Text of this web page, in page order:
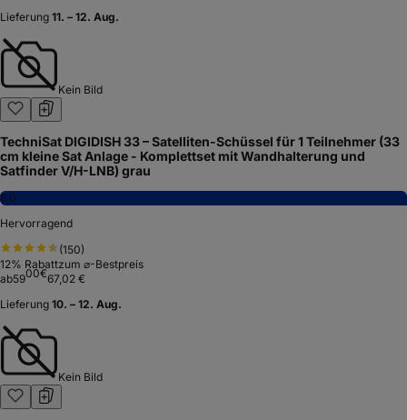
Lieferung 11. – 12. Aug.
Kein Bild
TechniSat DIGIDISH 33 – Satelliten-Schüssel für 1 Teilnehmer (33
cm kleine Sat Anlage - Komplettset mit Wandhalterung und
Satfinder V/H-LNB) grau
8,0
Hervorragend
(150)
12% Rabattzum ⌀-Bestpreis
ab5900€67,02 €
Lieferung 10. – 12. Aug.
Kein Bild